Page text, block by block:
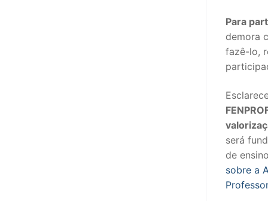
1º CICLO
2º/3º CEB /
EDUCAÇÃO
PARTICULAR
ENSINO
Para
demora
fazê-lo,
será
de
sobre a